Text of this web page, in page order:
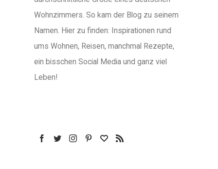
Wohnzimmers. So kam der Blog zu seinem
Namen. Hier zu finden: Inspirationen rund
ums Wohnen, Reisen, manchmal Rezepte,
ein bisschen Social Media und ganz viel
Leben!